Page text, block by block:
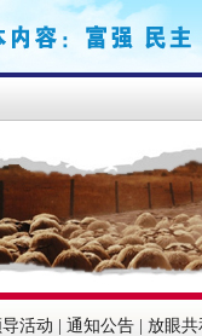
活动 通知公告 放眼共